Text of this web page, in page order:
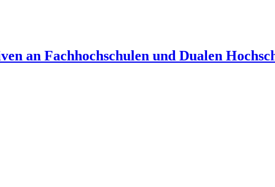
an Fachhochschulen und Dualen